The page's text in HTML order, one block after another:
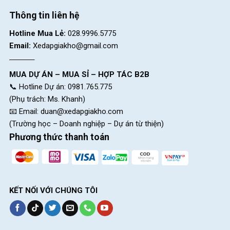
Thông tin liên hệ
Hotline Mua Lẻ: 028.9996.5775
Email: Xedapgiakho@gmail.com
MUA DỰ ÁN – MUA SỈ – HỢP TÁC B2B
📞 Hotline Dự án: 0981.765.775
(Phụ trách: Ms. Khanh)
📧 Email: duan@xedapgiakho.com
(Trường học – Doanh nghiệp – Dự án từ thiện)
Phương thức thanh toán
KẾT NỐI VỚI CHÚNG TÔI